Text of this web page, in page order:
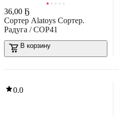
36,00 Ҕ
Сортер Alatoys Сортер.
Радуга / СОР41
В корзину
0.0